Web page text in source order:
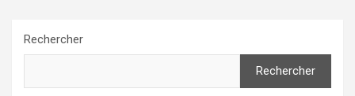
Rechercher
Rechercher